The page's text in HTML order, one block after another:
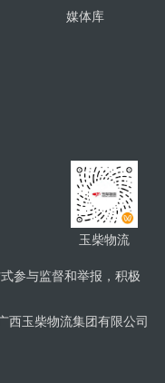
媒体库
玉柴物流
参与监督和举报，积极
西玉柴物流集团有限公司